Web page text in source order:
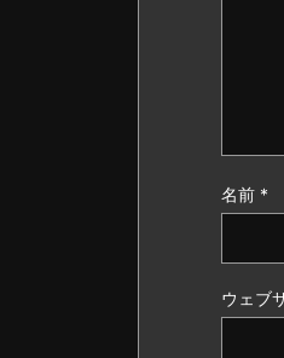
名前 *
ウェブ